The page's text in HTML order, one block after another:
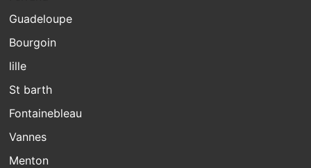
Guadeloupe
Bourgoin
lille
St barth
Fontainebleau
Vannes
Menton